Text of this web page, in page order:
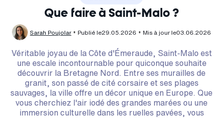
Que faire à Saint-Malo ?
Sarah Poujolar Publié le29.05.2026 Mis à jour le03.06.2026
Véritable joyau de la Côte d'Émeraude, Saint-Malo est
une escale incontournable pour quiconque souhaite
découvrir la Bretagne Nord. Entre ses murailles de
granit, son passé de cité corsaire et ses plages
sauvages, la ville offre un décor unique en Europe. Que
vous cherchiez l'air iodé des grandes marées ou une
immersion culturelle dans les ruelles pavées, vous